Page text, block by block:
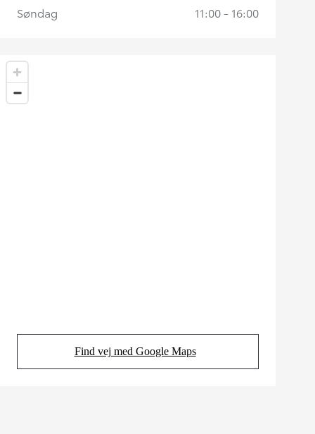
Find vej med Google Maps
(Opens in new tab)
Søndag 11:00 - 16:00